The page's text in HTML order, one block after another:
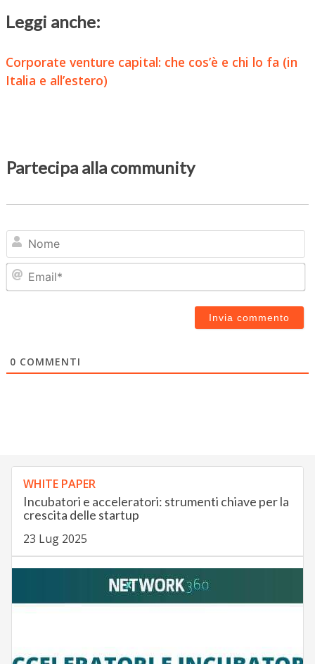
Leggi anche:
Corporate venture capital: che cos’è e chi lo fa (in
Italia e all’estero)
Partecipa alla community
0 COMMENTI
WHITE PAPER
Incubatori e acceleratori: strumenti chiave per la
crescita delle startup
23 Lug 2025